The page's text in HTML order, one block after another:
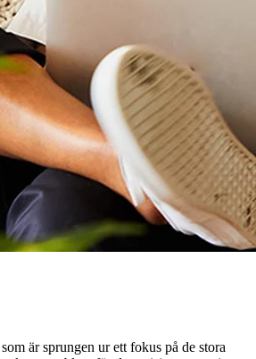
är sprungen ur ett fokus på de stora